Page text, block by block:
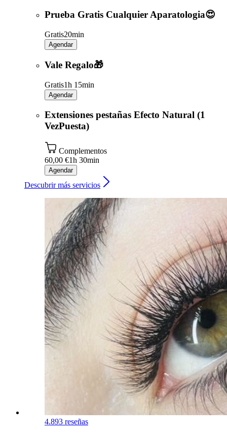
Prueba Gratis Cualquier Aparatologia😍
Gratis20min
Agendar
Vale Regalo🎁
Gratis1h 15min
Agendar
Extensiones pestañas Efecto Natural (1
VezPuesta)
Complementos
60,00 €1h 30min
Agendar
Descubrir más servicios
4.893 reseñas